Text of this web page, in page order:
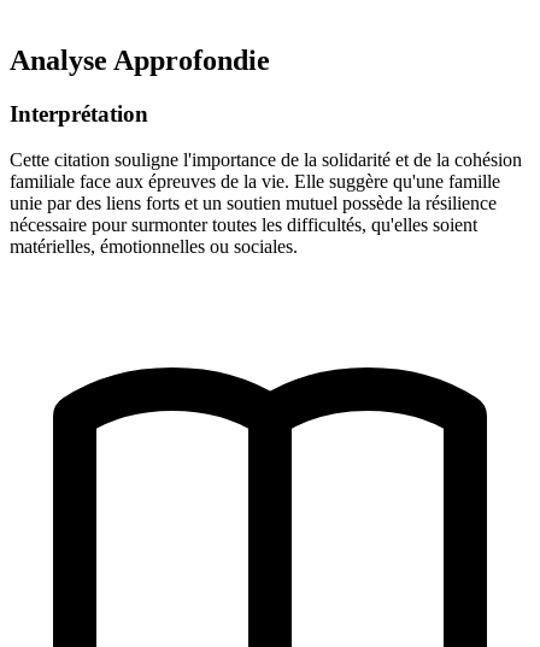
Analyse Approfondie
Interprétation
Cette citation souligne l'importance de la solidarité et de la cohésion
familiale face aux épreuves de la vie. Elle suggère qu'une famille
unie par des liens forts et un soutien mutuel possède la résilience
nécessaire pour surmonter toutes les difficultés, qu'elles soient
matérielles, émotionnelles ou sociales.